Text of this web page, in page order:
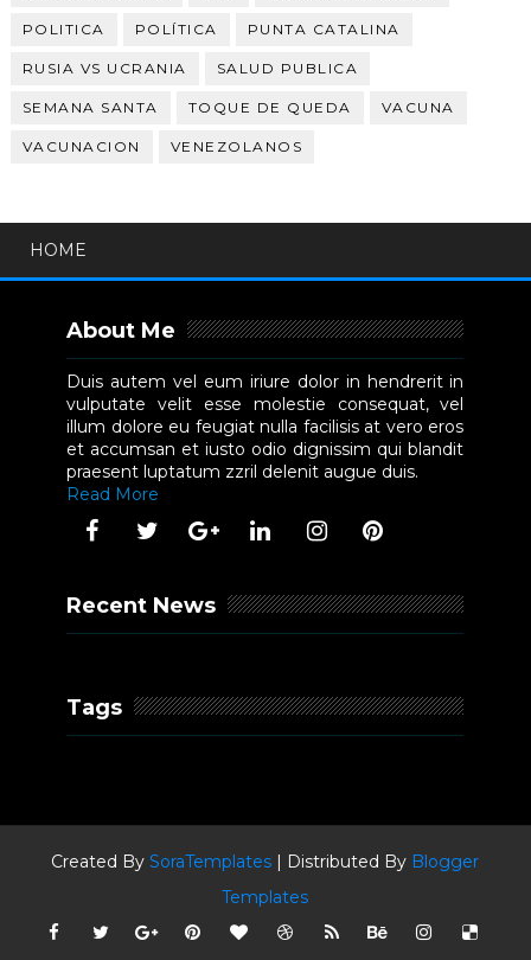
POLITICA POLÍTICA PUNTA CATALINA
RUSIA VS UCRANIA SALUD PUBLICA
SEMANA SANTA TOQUE DE QUEDA VACUNA
VACUNACION VENEZOLANOS
HOME
About Me
Duis autem vel eum iriure dolor in hendrerit in
vulputate velit esse molestie consequat, vel
illum dolore eu feugiat nulla facilisis at vero eros
et accumsan et iusto odio dignissim qui blandit
praesent luptatum zzril delenit augue duis.
Read More
Recent News
Tags
Created BySoraTemplates | Distributed By Blogger
Templates